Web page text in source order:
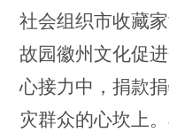
社会组织市收藏
故园徽州文化促
心接力中，捐款
灾群众的心坎上